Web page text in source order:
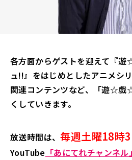
各方面からゲストを迎えて『
ュ!!』をはじめとしたアニメシ
関連コンテンツなど、「遊☆戯
くしていきます。
放送時間は、毎週土曜18時
YouTube 「あにてれチャンネル」